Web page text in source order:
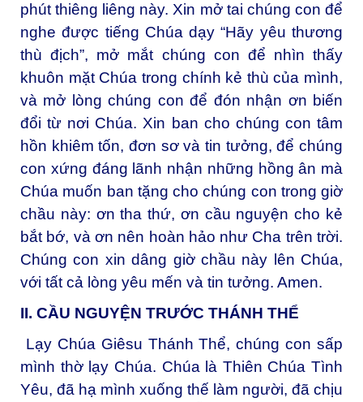
phút thiêng liêng này. Xin mở tai chúng con để
nghe được tiếng Chúa dạy “Hãy yêu thương
thù địch”, mở mắt chúng con để nhìn thấy
khuôn mặt Chúa trong chính kẻ thù của mình,
và mở lòng chúng con để đón nhận ơn biến
đổi từ nơi Chúa. Xin ban cho chúng con tâm
hồn khiêm tốn, đơn sơ và tin tưởng, để chúng
con xứng đáng lãnh nhận những hồng ân mà
Chúa muốn ban tặng cho chúng con trong giờ
chầu này: ơn tha thứ, ơn cầu nguyện cho kẻ
bắt bớ, và ơn nên hoàn hảo như Cha trên trời.
Chúng con xin dâng giờ chầu này lên Chúa,
với tất cả lòng yêu mến và tin tưởng. Amen.
II. CẦU NGUYỆN TRƯỚC THÁNH THỂ
Lạy Chúa Giêsu Thánh Thể, chúng con sấp
mình thờ lạy Chúa. Chúa là Thiên Chúa Tình
Yêu, đã hạ mình xuống thế làm người, đã chịu